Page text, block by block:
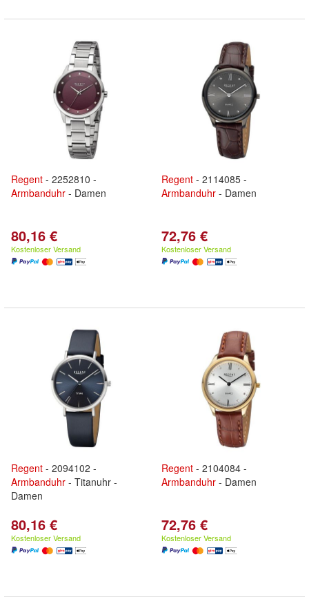
Regent - 2252810 -
Armbanduhr - Damen
80,16 €
Kostenloser Versand
Regent - 2114085 -
Armbanduhr - Damen
72,76 €
Kostenloser Versand
Regent - 2094102 -
Armbanduhr - Titanuhr -
Damen
80,16 €
Kostenloser Versand
Regent - 2104084 -
Armbanduhr - Damen
72,76 €
Kostenloser Versand